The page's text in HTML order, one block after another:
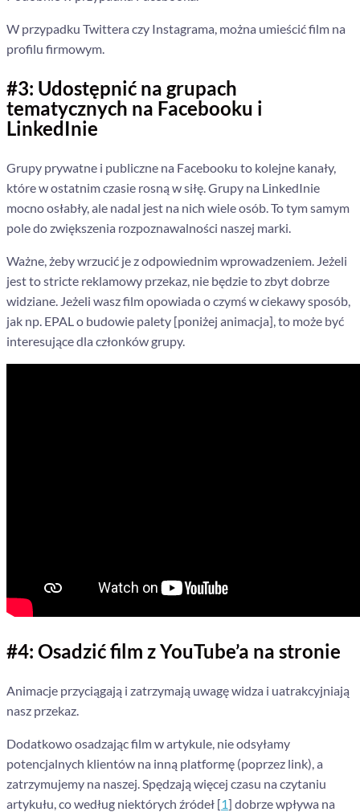
W przypadku Twittera czy Instagrama, można umieścić film na
profilu firmowym.
#3: Udostępnić na grupach
tematycznych na Facebooku i
LinkedInie
Grupy prywatne i publiczne na Facebooku to kolejne kanały,
które w ostatnim czasie rosną w siłę. Grupy na LinkedInie
mocno osłabły, ale nadal jest na nich wiele osób. To tym samym
pole do zwiększenia rozpoznawalności naszej marki.
Ważne, żeby wrzucić je z odpowiednim wprowadzeniem. Jeżeli
jest to stricte reklamowy przekaz, nie będzie to zbyt dobrze
widziane. Jeżeli wasz film opowiada o czymś w ciekawy sposób,
jak np. EPAL o budowie palety [poniżej animacja], to może być
interesujące dla członków grupy.
#4: Osadzić film z YouTube’a na stronie
Animacje przyciągają i zatrzymają uwagę widza i uatrakcyjniają
nasz przekaz.
Dodatkowo osadzając film w artykule, nie odsyłamy
potencjalnych klientów na inną platformę (poprzez link), a
zatrzymujemy na naszej. Spędzają więcej czasu na czytaniu
artykułu, co według niektórych źródeł [1] dobrze wpływa na